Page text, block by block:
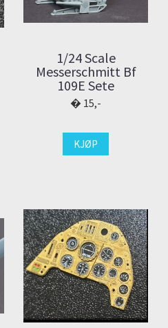
1/24 Scale
Messerschmitt Bf
109E Sete
15,-
KJØP